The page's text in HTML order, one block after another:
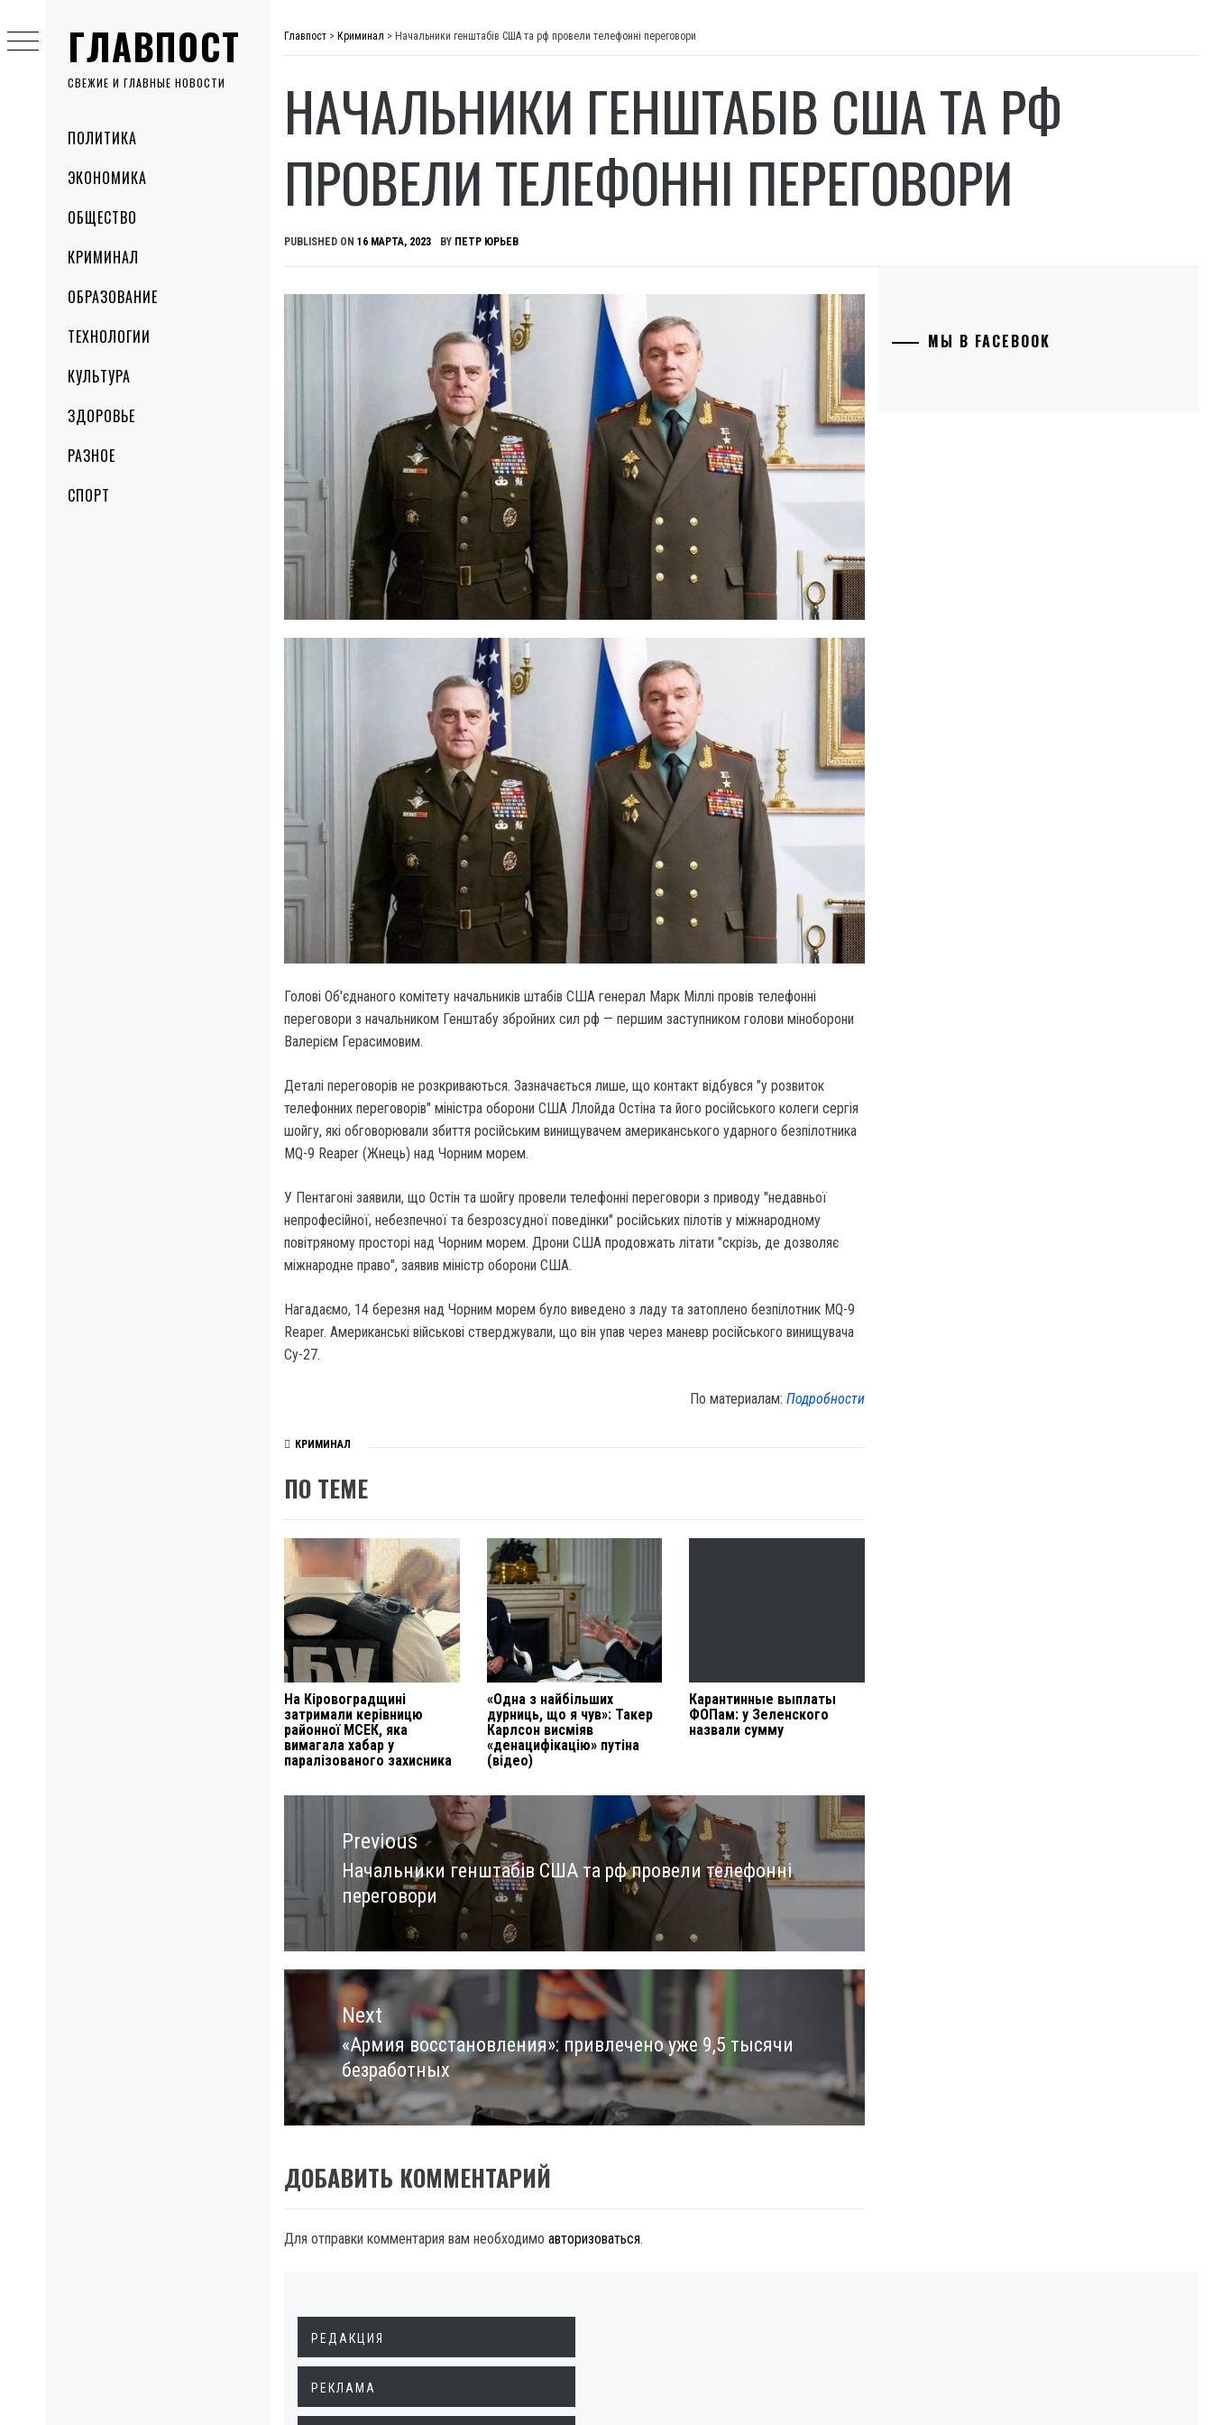
ГЛАВПОСТ
СВЕЖИЕ И ГЛАВНЫЕ НОВОСТИ
MenuПОЛИТИКА
ЭКОНОМИКА
ОБЩЕСТВО
КРИМИНАЛ
ОБРАЗОВАНИЕ
ТЕХНОЛОГИИ
КУЛЬТУРА
ЗДОРОВЬЕ
РАЗНОЕ
СПОРТ
to
content
Главпост > Криминал > Начальники генштабів США та рф провели телефонні переговори
НАЧАЛЬНИКИ ГЕНШТАБІВ США ТА РФ
ПРОВЕЛИ ТЕЛЕФОННІ ПЕРЕГОВОРИ
PUBLISHED ON 16 МАРТА, 2023 BY ПЕТР ЮРЬЕВ
Голові Об'єднаного комітету начальників штабів США генерал Марк Міллі провів телефонні
переговори з начальником Генштабу збройних сил рф — першим заступником голови міноборони
Валерієм Герасимовим.
Деталі переговорів не розкриваються. Зазначається лише, що контакт відбувся "у розвиток
телефонних переговорів" міністра оборони США Ллойда Остіна та його російського колеги сергія
шойгу, які обговорювали збиття російським винищувачем американського ударного безпілотника
MQ-9 Reaper (Жнець) над Чорним морем.
У Пентагоні заявили, що Остін та шойгу провели телефонні переговори з приводу "недавньої
непрофесійної, небезпечної та безрозсудної поведінки" російських пілотів у міжнародному
повітряному просторі над Чорним морем. Дрони США продовжать літати "скрізь, де дозволяє
міжнародне право", заявив міністр оборони США.
Нагадаємо, 14 березня над Чорним морем було виведено з ладу та затоплено безпілотник MQ-9
Reaper. Американські військові стверджували, що він упав через маневр російського винищувача
Су-27.
По материалам:Подробности
КРИМИНАЛ
ПО ТЕМЕ
На Кіровоградщині
затримали керівницю
районної МСЕК, яка
вимагала хабар у
паралізованого захисника
«Одна з найбільших
дурниць, що я чув»: Такер
Карлсон висміяв
«денацифікацію» путіна
(відео)
Карантинные выплаты
ФОПам: у Зеленского
назвали сумму
Навигация
записямPrevious
Previous
post:
Начальники генштабів США та рф провели телефонні
переговори
Next
Next
post:
«Армия восстановления»: привлечено уже 9,5 тысячи
безработных
ДОБАВИТЬ КОММЕНТАРИЙ
Для отправки комментария вам необходимо авторизоваться.
МЫ В FACEBOOK
РЕДАКЦИЯ
РЕКЛАМА